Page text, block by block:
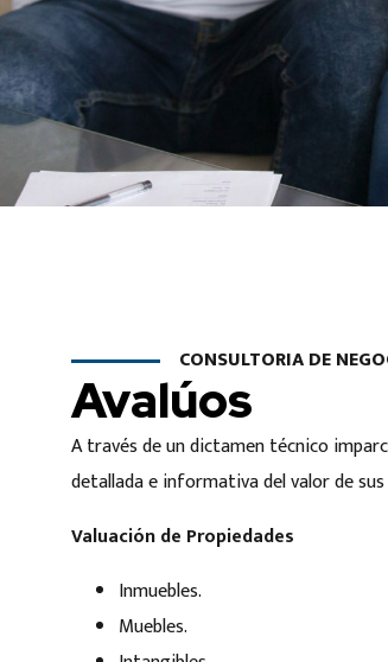
CONSULTORIA DE
Avalúos
A través de un dictamen técnico
detallada e informativa del valor de
Valuación de Propiedades
Inmuebles.
Muebles.